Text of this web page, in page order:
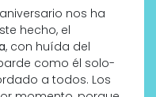
nos ha
hecho, el
, con huída del
como él solo-
a todos. Los